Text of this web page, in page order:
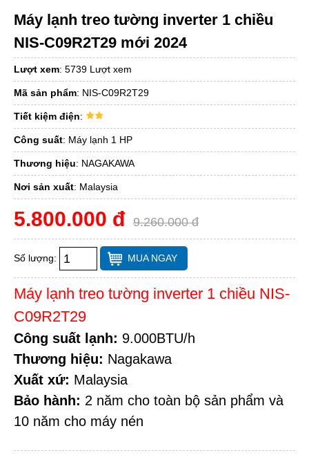
Máy lạnh treo tường inverter 1 chiều
NIS-C09R2T29 mới 2024
Lượt xem: 5739 Lượt xem
Mã sản phẩm: NIS-C09R2T29
Tiết kiệm điện:
Công suất: Máy lạnh 1 HP
Thương hiệu: NAGAKAWA
Nơi sản xuất: Malaysia
5.800.000 đ 9.260.000 đ
Số lượng: MUA NGAY
Máy lạnh treo tường inverter 1 chiều NIS-
C09R2T29
Công suất lạnh: 9.000BTU/h
Thương hiệu: Nagakawa
Xuất xứ: Malaysia
Bảo hành: 2 năm cho toàn bộ sản phẩm và
10 năm cho máy nén